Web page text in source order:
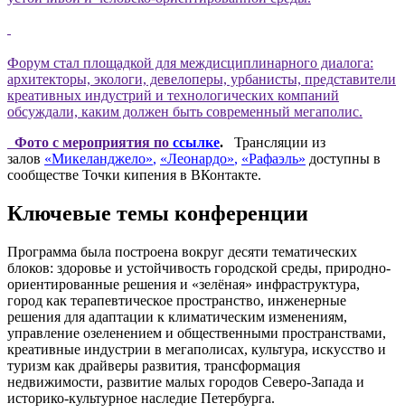
Форум стал площадкой для междисциплинарного диалога:
архитекторы, экологи, девелоперы, урбанисты, представители
креативных индустрий и технологических компаний
обсуждали, каким должен быть современный мегаполис.
Фото с мероприятия по ссылке. Трансляции из
залов «Микеланджело», «Леонардо», «Рафаэль» доступны в
сообществе Точки кипения в ВКонтакте.
Ключевые темы конференции
Программа была построена вокруг десяти тематических
блоков: здоровье и устойчивость городской среды, природно-
ориентированные решения и «зелёная» инфраструктура,
город как терапевтическое пространство, инженерные
решения для адаптации к климатическим изменениям,
управление озеленением и общественными пространствами,
креативные индустрии в мегаполисах, культура, искусство и
туризм как драйверы развития, трансформация
недвижимости, развитие малых городов Северо-Запада и
историко-культурное наследие Петербурга.